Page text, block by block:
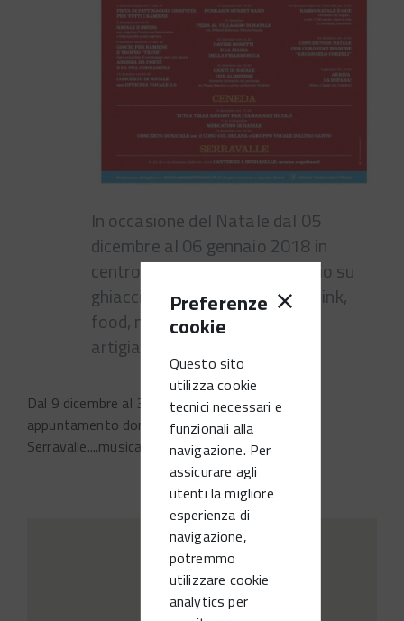
Preferenze
cookie
Questo sito
utilizza cookie
tecnici necessari e
funzionali alla
navigazione. Per
assicurare agli
utenti la migliore
esperienza di
navigazione,
potremmo
utilizzare cookie
analytics per
In occasione del Natale dal 05
dicembre al 06 gennaio 2018 in
centro città pista di pattinaggio su
ghiaccio, villaggio di Natale..drink,
food, music e dj set, presepio
artigianale ai giardini pubblici.
Dal 9 dicembre al 30 dicembre a partire dalle 15
appuntamento domenicale con Lanterne a
Serravalle....musica, spettacoli..e divertimento!